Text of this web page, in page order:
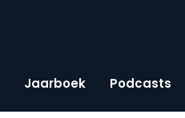
Jaarboek Podcasts